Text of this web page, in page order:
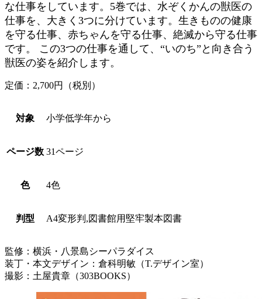
な仕事をしています。5巻では、水ぞくかんの獣医の
仕事を、大きく3つに分けています。生きものの健康
を守る仕事、赤ちゃんを守る仕事、絶滅から守る仕事
です。 この3つの仕事を通して、“いのち”と向き合う
獣医の姿を紹介します。
定価：2,700円（税別）
対象 小学低学年から
ページ数 31ページ
色 4色
判型 A4変形判,図書館用堅牢製本図書
監修：横浜・八景島シーパラダイス
装丁・本文デザイン：倉科明敏（T.デザイン室）
撮影：土屋貴章（303BOOKS）